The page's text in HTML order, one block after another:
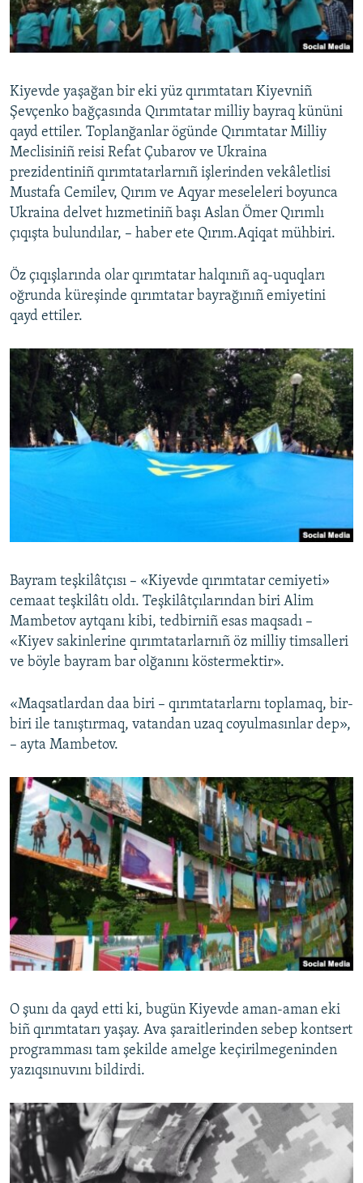
Русский
Українською
QOŞULIÑIZ!
RFE/RS bütün saytları
Kiyevde yaşağan bir eki yüz qırımtatarı Kiyevniñ
Şevçenko bağçasında Qırımtatar milliy bayraq kününi
qayd ettiler. Toplanğanlar ögünde Qırımtatar Milliy
Meclisiniñ reisi Refat Çubarov ve Ukraina
prezidentiniñ qırımtatarlarnıñ işlerinden vekâletlisi
Mustafa Cemilev, Qırım ve Aqyar meseleleri boyunca
Ukraina delvet hızmetiniñ başı Aslan Ömer Qırımlı
çıqışta bulundılar, – haber ete Qırım.Aqiqat mühbiri.
Öz çıqışlarında olar qırımtatar halqınıñ aq-uquqları
oğrunda küreşinde qırımtatar bayrağınıñ emiyetini
qayd ettiler.
Bayram teşkilâtçısı – «Kiyevde qırımtatar cemiyeti»
cemaat teşkilâtı oldı. Teşkilâtçılarından biri Alim
Mambetov aytqanı kibi, tedbirniñ esas maqsadı –
«Kiyev sakinlerine qırımtatarlarnıñ öz milliy timsalleri
ve böyle bayram bar olğanını köstermektir».
«Maqsatlardan daa biri – qırımtatarlarnı toplamaq, bir-
biri ile tanıştırmaq, vatandan uzaq coyulmasınlar dep»,
– ayta Mambetov.
O şunı da qayd etti ki, bugün Kiyevde aman-aman eki
biñ qırımtatarı yaşay. Ava şaraitlerinden sebep kontsert
programması tam şekilde amelge keçirilmegeninden
yazıqsınuvını bildirdi.